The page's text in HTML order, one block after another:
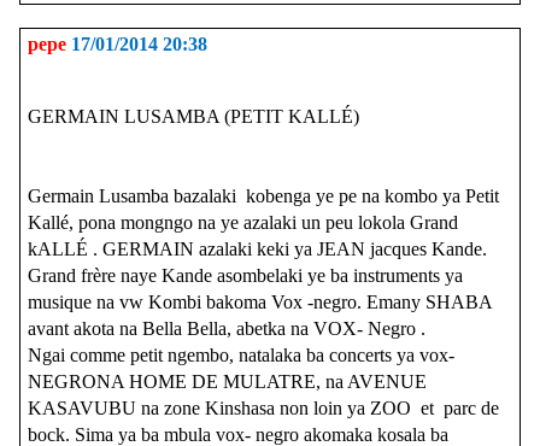
pepe 17/01/2014 20:38
GERMAIN LUSAMBA (PETIT KALLÉ)
Germain Lusamba bazalaki kobenga ye pe na kombo ya Petit
Kallé, pona mongngo na ye azalaki un peu lokola Grand
kALLÉ . GERMAIN azalaki keki ya JEAN jacques Kande.
Grand frère naye Kande asombelaki ye ba instruments ya
musique na vw Kombi bakoma Vox -negro. Emany SHABA
avant akota na Bella Bella, abetka na VOX- Negro .
Ngai comme petit ngembo, natalaka ba concerts ya vox-
NEGRONA HOME DE MULATRE, na AVENUE
KASAVUBU na zone Kinshasa non loin ya ZOO et parc de
bock. Sima ya ba mbula vox- negro akomaka kosala ba